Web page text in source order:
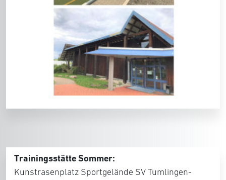
Trainingsstätte Sommer:
Kunstrasenplatz Sportgelände SV Tumlingen-